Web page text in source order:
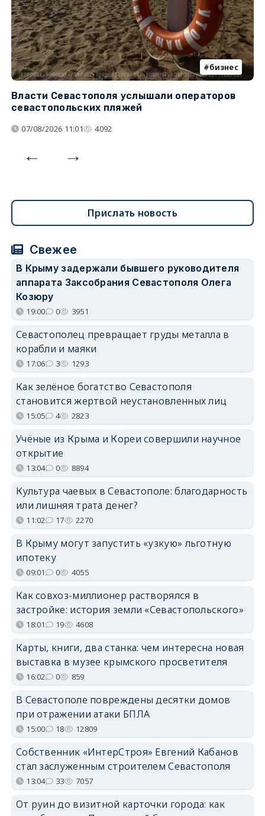
бизнес
Власти Севастополя услышали операторов
севастопольских пляжей
07/08/2026 11:01 4092
Прислать новость
Свежее
В Крыму задержали бывшего руководителя
аппарата Заксобрания Севастополя Олега
Козюру
19:00 0 3951
Севастополец превращает груды металла в
корабли и маяки
17:06 3 1293
Как зелёное богатство Севастополя
становится жертвой неустановленных лиц
15:05 4 2823
Учёные из Крыма и Кореи совершили научное
открытие
13:04 0 8894
Культура чаевых в Севастополе: благодарность
или лишняя трата денег?
11:02 17 2270
В Крыму могут запустить «узкую» льготную
ипотеку
09:01 0 4055
Как совхоз-миллионер растворялся в
застройке: история земли «Севастопольского»
18:01 19 4608
Карты, книги, два станка: чем интересна новая
выставка в музее крымского просветителя
16:02 0 859
В Севастополе повреждены десятки домов
при отражении атаки БПЛА
15:00 18 12809
Собственник «ИнтерСтроя» Евгений Кабанов
стал заслуженным строителем Севастополя
13:04 33 7057
От руин до визитной карточки города: как